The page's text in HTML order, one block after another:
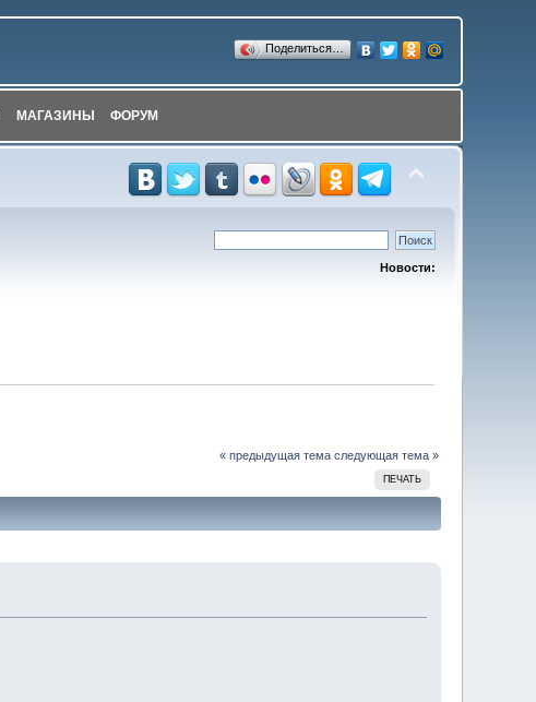
Поделиться…
МАГАЗИНЫ ФОРУМ
Новости:
« предыдущая тема следующая тема »
ПЕЧАТЬ